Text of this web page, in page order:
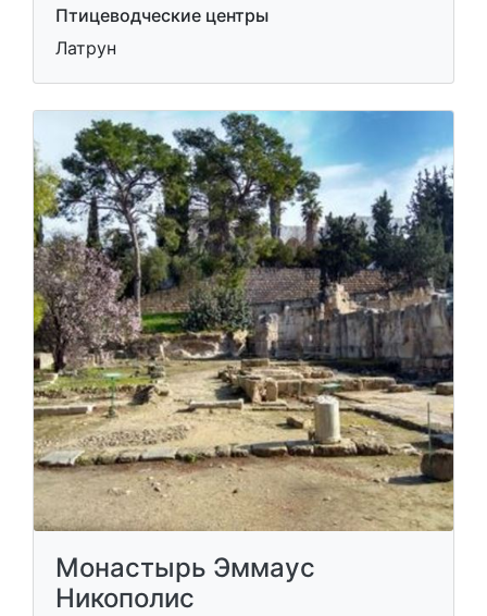
Птицеводческие центры
Латрун
Монастырь Эммаус
Никополис